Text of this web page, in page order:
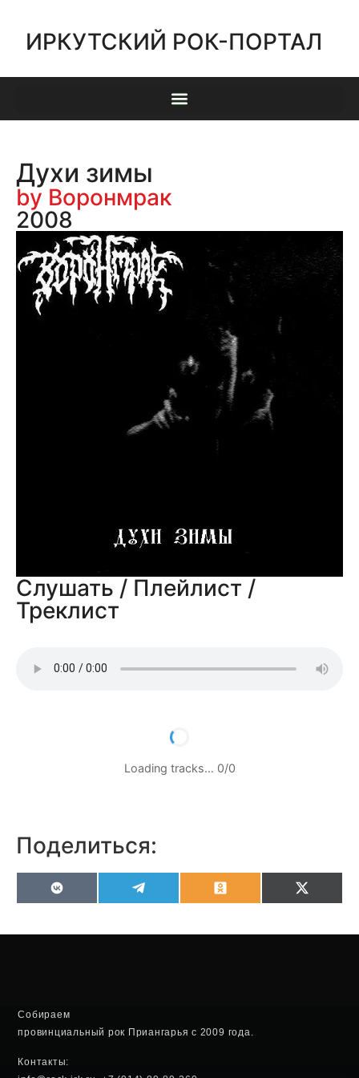
ИРКУТСКИЙ РОК-ПОРТАЛ
Духи зимы
by Воронмрак
2008
Слушать / Плейлист /
Треклист
Loading tracks… 0/0
Поделиться:
VK OdnoklassnikiX
Собираем
провинциальный рок Приангарья с 2009 года.
Контакты: